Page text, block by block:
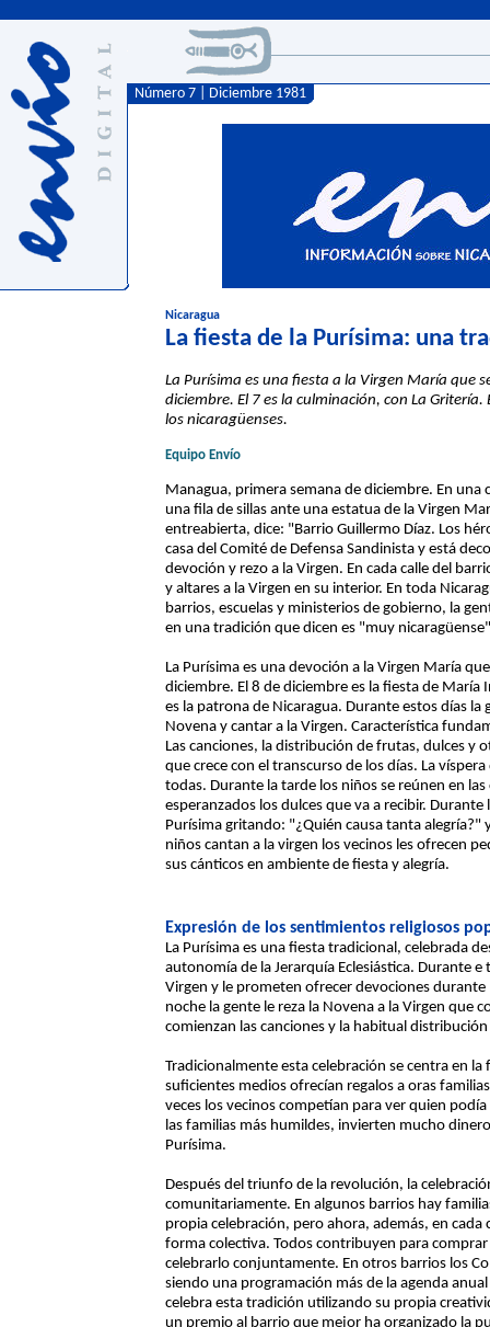
Número 7 | Diciembre 1981
Nicaragua
La fiesta de la Purísima: una
La Purísima es una fiesta a la Virgen María que
diciembre. El 7 es la culminación, con La
los nicaragüenses.
Equipo Envío
Managua, primera semana de diciembre. En
una fila de sillas ante una estatua de la Virgen
entreabierta, dice: "Barrio Guillermo Díaz. Los
casa del Comité de Defensa Sandinista y está
devoción y rezo a la Virgen. En cada calle del
y altares a la Virgen en su interior. En toda
barrios, escuelas y ministerios de gobierno, la
en una tradición que dicen es "muy
La Purísima es una devoción a la Virgen María
diciembre. El 8 de diciembre es la fiesta de María
es la patrona de Nicaragua. Durante estos días
Novena y cantar a la Virgen. Característica
Las canciones, la distribución de frutas, dulces y
que crece con el transcurso de los días. La
todas. Durante la tarde los niños se reúnen en
esperanzados los dulces que va a recibir.
Purísima gritando: "¿Quién causa tanta
niños cantan a la virgen los vecinos les ofrecen
sus cánticos en ambiente de fiesta y alegría.
Expresión de los sentimientos religiosos
La Purísima es una fiesta tradicional, celebrada
autonomía de la Jerarquía Eclesiástica. Durante
Virgen y le prometen ofrecer devociones durante
noche la gente le reza la Novena a la Virgen que
comienzan las canciones y la habitual
Tradicionalmente esta celebración se centra en
suficientes medios ofrecían regalos a oras
veces los vecinos competían para ver quien
las familias más humildes, invierten mucho
Purísima.
Después del triunfo de la revolución, la
comunitariamente. En algunos barrios hay
propia celebración, pero ahora, además, en
forma colectiva. Todos contribuyen para
celebrarlo conjuntamente. En otros barrios los
siendo una programación más de la agenda
celebra esta tradición utilizando su propia
un premio al barrio que mejor ha organizado la